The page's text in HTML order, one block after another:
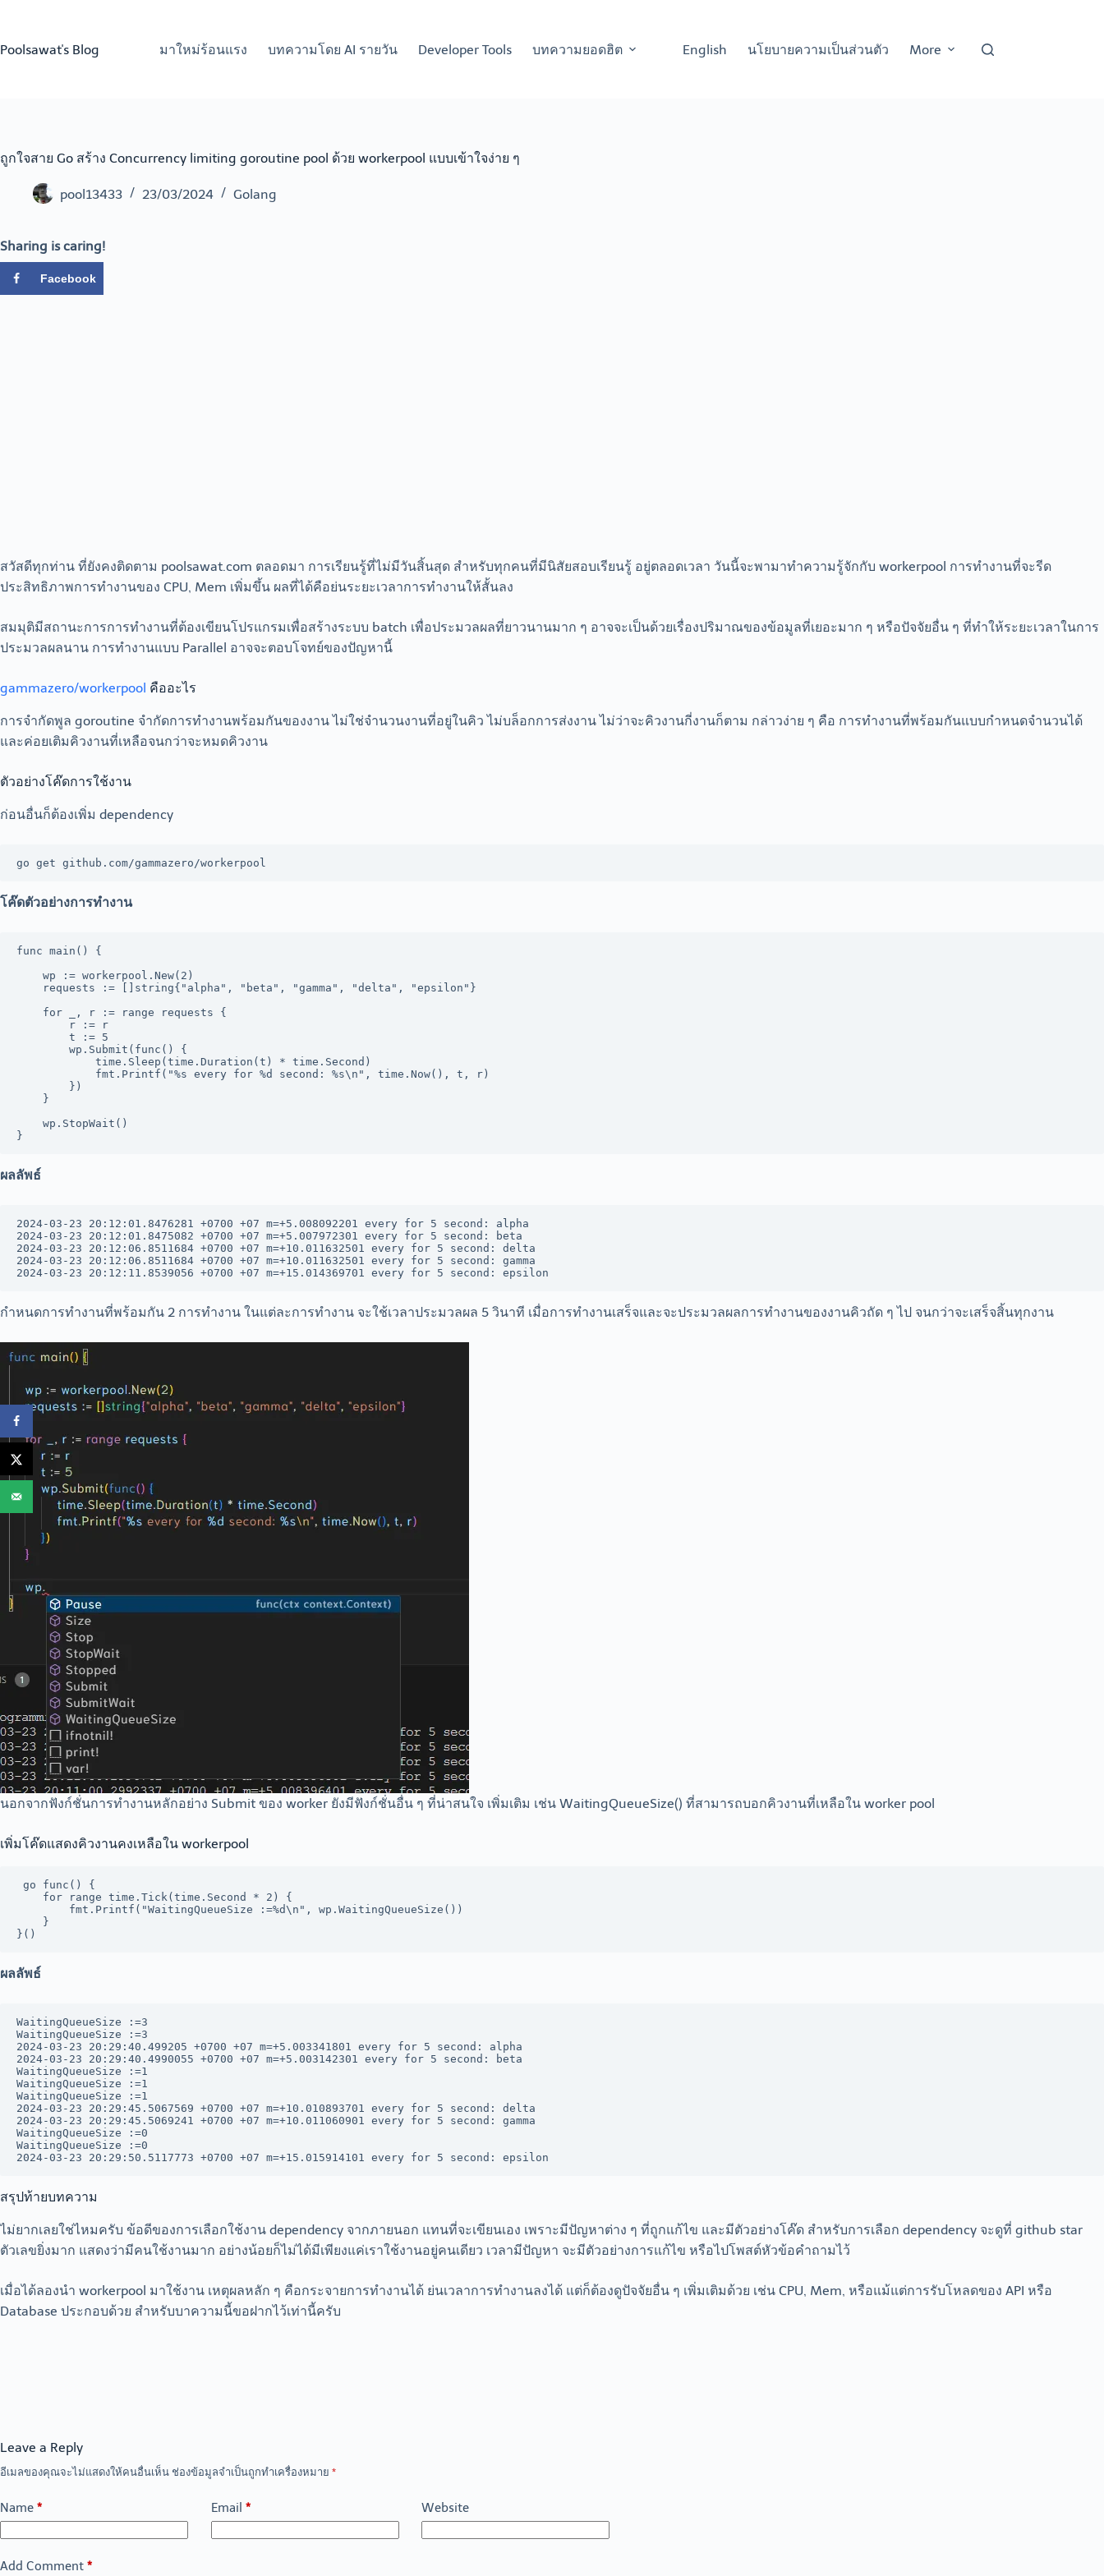
Poolsawat's Blog มาใหม่ร้อนแรง บทความโดย AI รายวัน Developer Tools บทความยอดฮิต English นโยบายความเป็นส่วนตัว More
ถูกใจสาย Go สร้าง Concurrency limiting goroutine pool ด้วย workerpool แบบเข้าใจง่าย ๆ
pool13433 23/03/2024 Golang
Sharing is caring!
Facebook
สวัสดีทุกท่าน ที่ยังคงติดตาม poolsawat.com ตลอดมา การเรียนรู้ที่ไม่มีวันสิ้นสุด สำหรับทุกคนที่มีนิสัยสอบเรียนรู้ อยู่ตลอดเวลา วันนี้จะพามาทำความรู้จักกับ workerpool การทำงานที่จะรีด
ประสิทธิภาพการทำงานของ CPU, Mem เพิ่มขึ้น ผลที่ได้คือย่นระยะเวลาการทำงานให้สั้นลง
สมมุติมีสถานะการการทำงานที่ต้องเขียนโปรแกรมเพื่อสร้างระบบ batch เพื่อประมวลผลที่ยาวนานมาก ๆ อาจจะเป็นด้วยเรื่องปริมาณของข้อมูลที่เยอะมาก ๆ หรือปัจจัยอื่น ๆ ที่ทำให้ระยะเวลาในการ
ประมวลผลนาน การทำงานแบบ Parallel อาจจะตอบโจทย์ของปัญหานี้
gammazero/workerpool คืออะไร
การจำกัดพูล goroutine จำกัดการทำงานพร้อมกันของงาน ไม่ใช่จำนวนงานที่อยู่ในคิว ไม่บล็อกการส่งงาน ไม่ว่าจะคิวงานกี่งานก็ตาม กล่าวง่าย ๆ คือ การทำงานที่พร้อมกันแบบกำหนดจำนวนได้
และค่อยเติมคิวงานที่เหลือจนกว่าจะหมดคิวงาน
ตัวอย่างโค๊ดการใช้งาน
ก่อนอื่นก็ต้องเพิ่ม dependency
go get github.com/gammazero/workerpool
โค๊ดตัวอย่างการทำงาน
func main() {
ผลลัพธ์
2024-03-23 20:12:01.8476281 +0700 +07 m=+5.008092201 every for 5 second: alpha
2024-03-23 20:12:01.8475082 +0700 +07 m=+5.007972301 every for 5 second: beta
2024-03-23 20:12:06.8511684 +0700 +07 m=+10.011632501 every for 5 second: delta
2024-03-23 20:12:06.8511684 +0700 +07 m=+10.011632501 every for 5 second: gamma
2024-03-23 20:12:11.8539056 +0700 +07 m=+15.014369701 every for 5 second: epsilon
กำหนดการทำงานที่พร้อมกัน 2 การทำงาน ในแต่ละการทำงาน จะใช้เวลาประมวลผล 5 วินาที เมื่อการทำงานเสร็จและจะประมวลผลการทำงานของงานคิวถัด ๆ ไป จนกว่าจะเสร็จสิ้นทุกงาน
นอกจากฟังก์ชั่นการทำงานหลักอย่าง Submit ของ worker ยังมีฟังก์ชั่นอื่น ๆ ที่น่าสนใจ เพิ่มเติม เช่น WaitingQueueSize() ที่สามารถบอกคิวงานที่เหลือใน worker pool
เพิ่มโค๊ดแสดงคิวงานคงเหลือใน workerpool
}()
ผลลัพธ์
WaitingQueueSize :=3
WaitingQueueSize :=3
2024-03-23 20:29:40.499205 +0700 +07 m=+5.003341801 every for 5 second: alpha
2024-03-23 20:29:40.4990055 +0700 +07 m=+5.003142301 every for 5 second: beta
WaitingQueueSize :=1
WaitingQueueSize :=1
WaitingQueueSize :=1
2024-03-23 20:29:45.5067569 +0700 +07 m=+10.010893701 every for 5 second: delta
2024-03-23 20:29:45.5069241 +0700 +07 m=+10.011060901 every for 5 second: gamma
WaitingQueueSize :=0
WaitingQueueSize :=0
2024-03-23 20:29:50.5117773 +0700 +07 m=+15.015914101 every for 5 second: epsilon
สรุปท้ายบทความ
ไม่ยากเลยใช่ไหมครับ ข้อดีของการเลือกใช้งาน dependency จากภายนอก แทนที่จะเขียนเอง เพราะมีปัญหาต่าง ๆ ที่ถูกแก้ไข และมีตัวอย่างโค๊ด สำหรับการเลือก dependency จะดูที่ github star
ตัวเลขยิ่งมาก แสดงว่ามีคนใช้งานมาก อย่างน้อยก็ไม่ได้มีเพียงแค่เราใช้งานอยู่คนเดียว เวลามีปัญหา จะมีตัวอย่างการแก้ไข หรือไปโพสต์หัวข้อคำถามไว้
เมื่อได้ลองนำ workerpool มาใช้งาน เหตุผลหลัก ๆ คือกระจายการทำงานได้ ย่นเวลาการทำงานลงได้ แต่ก็ต้องดูปัจจัยอื่น ๆ เพิ่มเติมด้วย เช่น CPU, Mem, หรือแม้แต่การรับโหลดของ API หรือ
Database ประกอบด้วย สำหรับบาความนี้ขอฝากไว้เท่านี้ครับ
Leave a Reply
อีเมลของคุณจะไม่แสดงให้คนอื่นเห็น ช่องข้อมูลจำเป็นถูกทำเครื่องหมาย *
Name * Email * Website
Add Comment *